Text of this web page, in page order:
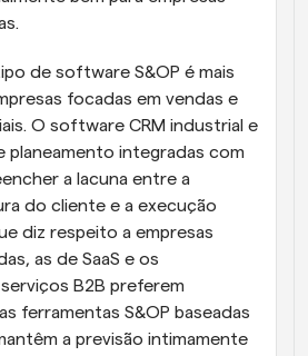
de software S&OP é mais
focadas em vendas e
O software CRM industrial e
planeamento integradas com
a lacuna entre a
do cliente e a execução
diz respeito a empresas
as de SaaS e os
B2B preferem
ferramentas S&OP baseadas
a previsão intimamente